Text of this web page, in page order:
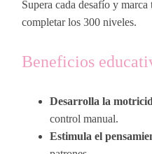
Supera cada desafío y
completar los 300 niveles.
Beneficios
Desarrolla la
control manual.
Estimula el